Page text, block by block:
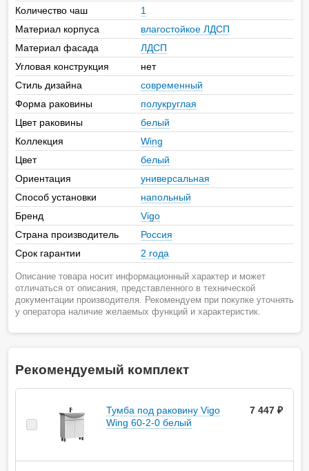
Количество чаш
1
Материал корпуса
влагостойкое ЛДСП
Материал фасада
ЛДСП
Угловая конструкция
нет
Стиль дизайна
современный
Форма раковины
полукруглая
Цвет раковины
белый
Коллекция
Wing
Цвет
белый
Ориентация
универсальная
Способ установки
напольный
Бренд
Vigo
Страна производитель
Россия
Срок гарантии
2 года
Описание товара носит информационный характер и может
отличаться от описания, представленного в технической
документации производителя. Рекомендуем при покупке уточнять
у оператора наличие желаемых функций и характеристик.
Рекомендуемый комплект
Тумба под раковину Vigo
Wing 60-2-0 белый
7 447 ₽